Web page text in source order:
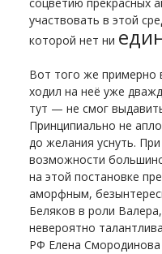
участвовать в этой
которой нет ни
Вот того же примерно
ходил на неё уже
тут — не смог
Принципиально не
до желания уснуть.
возможности
на этой постановке
аморфным,
Беляков в роли
невероятно
РФ Елена